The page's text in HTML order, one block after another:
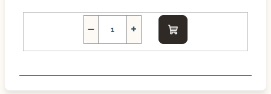
+
−
Do
košíku